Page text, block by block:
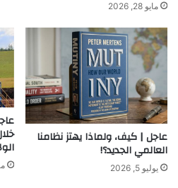
مايو 28, 2026
عاجل | كيف، ولماذا يهتز نظامنا
العالمي الجديد؟!
يوليو 5, 2026